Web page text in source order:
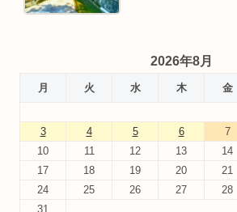
2026年8月
月 火 水 木 金
3
4 5 6 7
10
11 12 13 14
17
18 19 20 21
24
25 26 27 28
31